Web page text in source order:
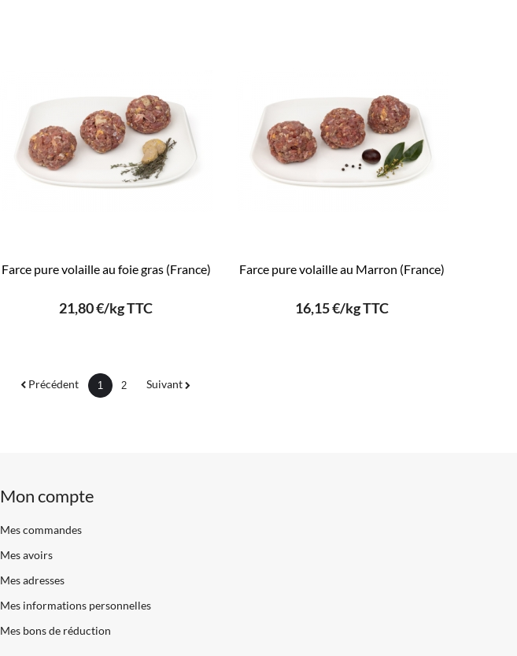
Farce pure volaille au foie gras (France)
21,80 €/kg TTC
Farce pure volaille au Marron (France)
16,15 €/kg TTC
Précédent 1 2 Suivant
Mon compte
Mes commandes
Mes avoirs
Mes adresses
Mes informations personnelles
Mes bons de réduction